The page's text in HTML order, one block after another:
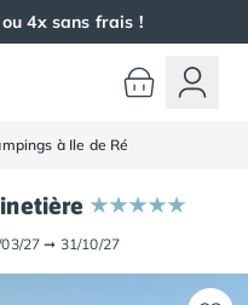
4x sans frais !
à Ile de Ré
27 ➞ 31/10/27